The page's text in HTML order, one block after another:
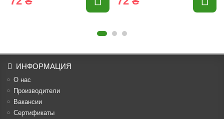
ИНФОРМАЦИЯ
О нас
Производители
Вакансии
Cертификаты